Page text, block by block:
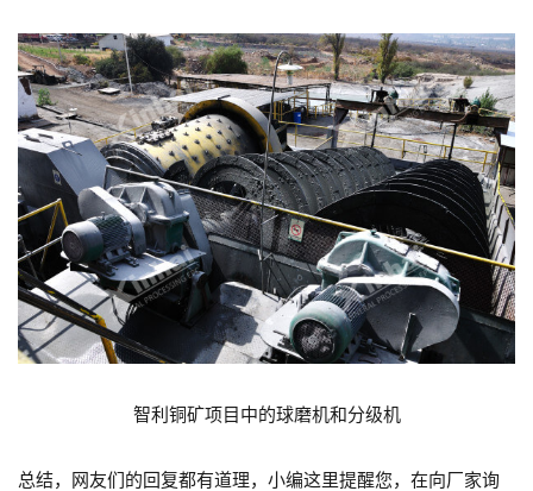
智利铜矿项目中的球磨机和分级机
总结，网友们的回复都有道理，小编这里提醒您，在向厂家询